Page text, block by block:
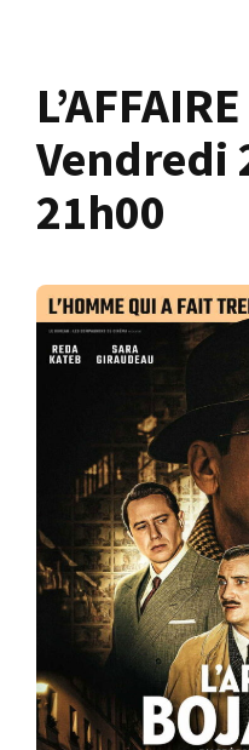
Vendredi
21h00